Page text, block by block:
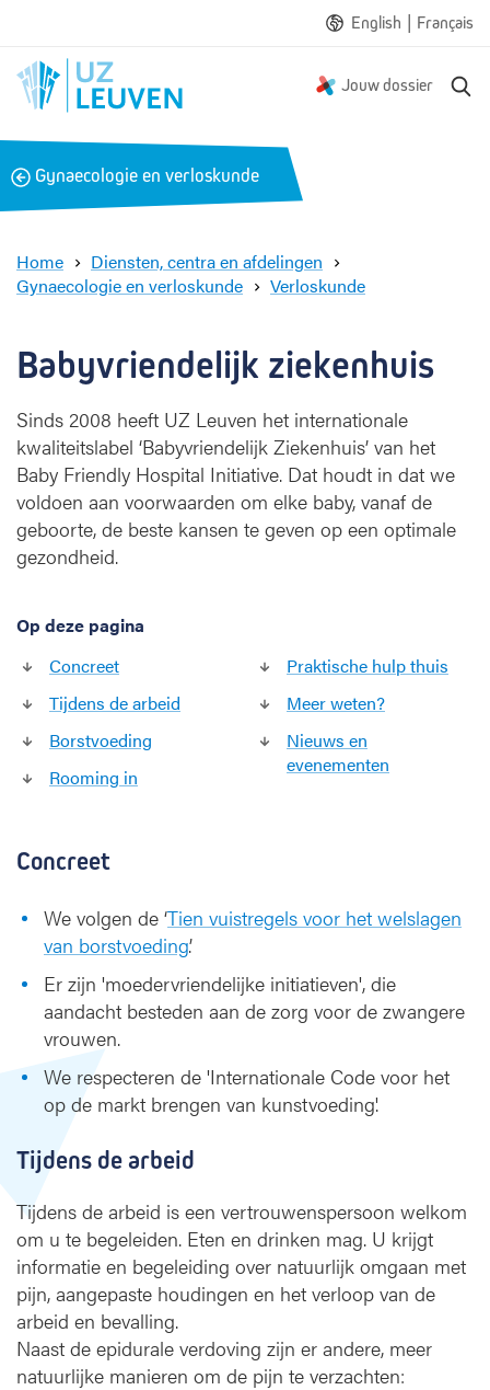
English | Français
Jouw dossier
B
k
Gynaecologie en verloskunde
Home
Diensten, centra en afdelingen
Gynaecologie en verloskunde
Verloskunde
b
y
r
e
n
e
z
e
e
Babyvriendelijk ziekenhuis
Sinds 2008 heeft UZ Leuven het internationale
kwaliteitslabel ‘Babyvriendelijk Ziekenhuis’ van het
Baby Friendly Hospital Initiative. Dat houdt in dat we
voldoen aan voorwaarden om elke baby, vanaf de
geboorte, de beste kansen te geven op een optimale
gezondheid.
Op deze pagina
Concreet
Tijdens de arbeid
Borstvoeding
Rooming in
Praktische hulp thuis
Meer weten?
Nieuws en
evenementen
Concreet
We volgen de ‘Tien vuistregels voor het welslagen
van borstvoeding’.
Er zijn 'moedervriendelijke initiatieven', die
aandacht besteden aan de zorg voor de zwangere
vrouwen.
We respecteren de 'Internationale Code voor het
op de markt brengen van kunstvoeding'.
Tijdens de arbeid
Tijdens de arbeid is een vertrouwenspersoon welkom
om u te begeleiden. Eten en drinken mag. U krijgt
informatie en begeleiding over natuurlijk omgaan met
pijn, aangepaste houdingen en het verloop van de
arbeid en bevalling.
Naast de epidurale verdoving zijn er andere, meer
natuurlijke manieren om de pijn te verzachten: